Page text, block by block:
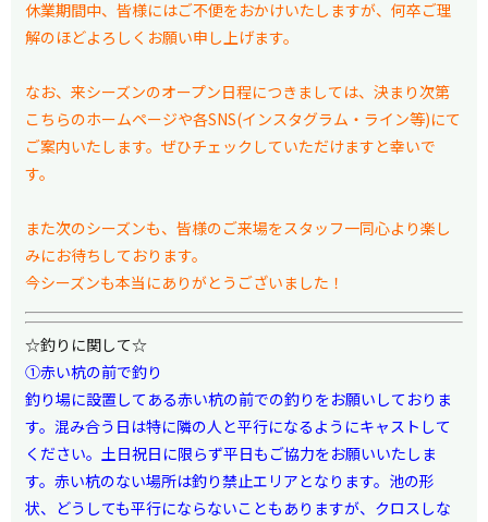
休業期間中、皆様にはご不便をおかけいたしますが、何卒ご理
解のほどよろしくお願い申し上げます。
なお、来シーズンのオープン日程につきましては、決まり次第
こちらのホームページや各SNS(インスタグラム・ライン等)にて
ご案内いたします。ぜひチェックしていただけますと幸いで
す。
また次のシーズンも、皆様のご来場をスタッフ一同心より楽し
みにお待ちしております。
今シーズンも本当にありがとうございました！
☆釣りに関して☆
①赤い杭の前で釣り
釣り場に設置してある赤い杭の前での釣りをお願いしておりま
す。混み合う日は特に隣の人と平行になるようにキャストして
ください。土日祝日に限らず平日もご協力をお願いいたしま
す。赤い杭のない場所は釣り禁止エリアとなります。池の形
状、どうしても平行にならないこともありますが、クロスしな